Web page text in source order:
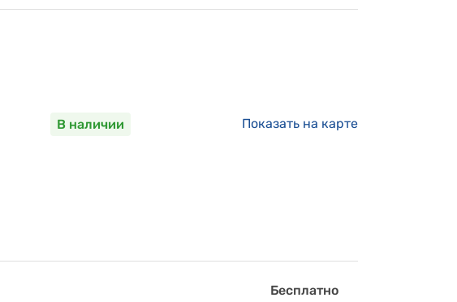
В наличии Показать на карте
Бесплатно